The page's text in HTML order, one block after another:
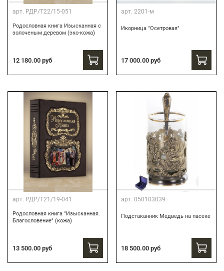
арт. РДР/Т22/15-051
Родословная книга Изысканная с
золоченым деревом (эко-кожа)
12 180.00 руб
арт. 2201-м
Икорница "Осетровая"
17 000.00 руб
арт. РДР/Т21/19-041
Родословная книга "Изысканная.
Благословение" (кожа)
13 500.00 руб
арт. 050103039
Подстаканник Медведь на пасеке
18 500.00 руб